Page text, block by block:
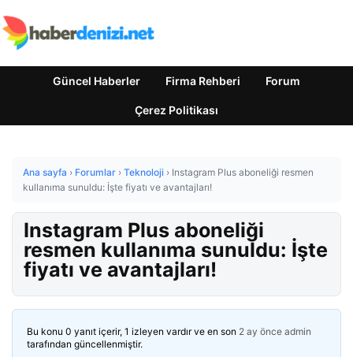
Güncel Haberler Firma Rehberi Forum
Çerez Politikası
Ana sayfa › Forumlar › Teknoloji › Instagram Plus aboneliği resmen
kullanıma sunuldu: İşte fiyatı ve avantajları!
Instagram Plus aboneliği
resmen kullanıma sunuldu: İşte
fiyatı ve avantajları!
Bu konu 0 yanıt içerir, 1 izleyen vardır ve en son 2 ay önce admin
tarafından güncellenmiştir.